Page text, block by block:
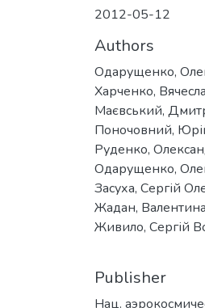
2012-05-12
Authors
Одарущенко,
Харченко,
Маєвський,
Поночовний,
Руденко,
Одарущенко,
Засуха, Сергій
Жадан,
Живило, Сергій
Publisher
Нац.